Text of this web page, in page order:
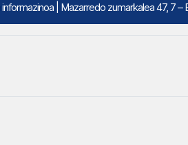
| Mazarredo zumarkalea 47, 7 –